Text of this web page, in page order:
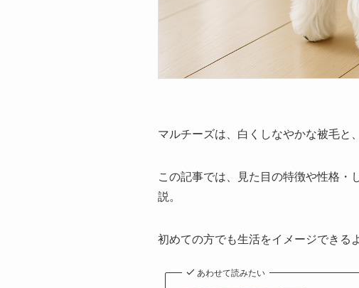
マルチーズは、白くしなやかな被毛と
この記事では、見た目の特徴や性格・
説。
初めての方でも生活をイメージできる
あわせて読みたい